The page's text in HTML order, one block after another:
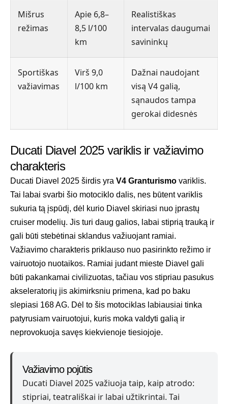
Mišrus
režimas
Apie 6,8–
8,5 l/100
km
Realistiškas
intervalas daugumai
savininkų
Sportiškas
važiavimas
Virš 9,0
l/100 km
Dažnai naudojant
visą V4 galią,
sąnaudos tampa
gerokai didesnės
Ducati Diavel 2025 variklis ir važiavimo
charakteris
Ducati Diavel 2025 širdis yra V4 Granturismo variklis.
Tai labai svarbi šio motociklo dalis, nes būtent variklis
sukuria tą įspūdį, dėl kurio Diavel skiriasi nuo įprastų
cruiser modelių. Jis turi daug galios, labai stiprią trauką ir
gali būti stebėtinai sklandus važiuojant ramiai.
Važiavimo charakteris priklauso nuo pasirinkto režimo ir
vairuotojo nuotaikos. Ramiai judant mieste Diavel gali
būti pakankamai civilizuotas, tačiau vos stipriau pasukus
akseleratorių jis akimirksniu primena, kad po baku
slepiasi 168 AG. Dėl to šis motociklas labiausiai tinka
patyrusiam vairuotojui, kuris moka valdyti galią ir
neprovokuoja savęs kiekvienoje tiesiojoje.
Važiavimo pojūtis
Ducati Diavel 2025 važiuoja taip, kaip atrodo:
stipriai, teatrališkai ir labai užtikrintai. Tai